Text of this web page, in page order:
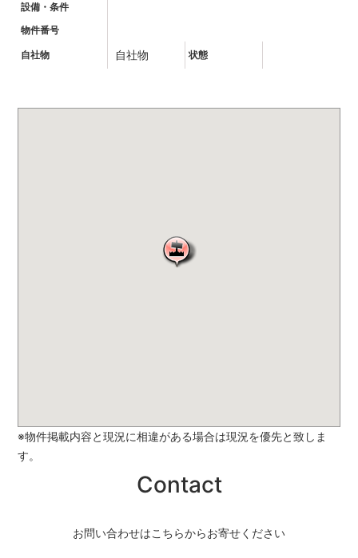
設備・条件
物件番号
自社物 自社物 状態
※物件掲載内容と現況に相違がある場合は現況を優先と致しま
す。
Contact
お問い合わせはこちらからお寄せください